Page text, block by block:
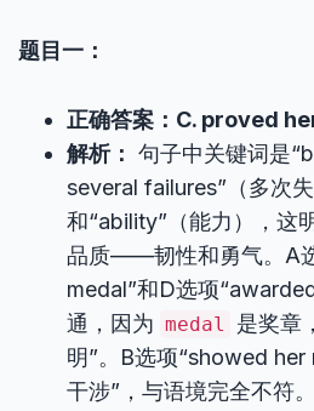
题目一：
正确答案：C. proved
解析： 句子中关键词是
several failures”（多次失
和“ability”（能力），这
品质——韧性和勇气。A
medal”和D选项
通，因为 medal
是奖章
明”。B选项“showed her
干涉”，与语境完全不符